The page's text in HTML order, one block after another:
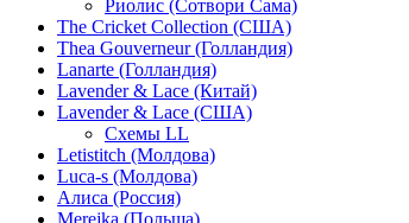
Риолис (Сотвори Сама)
The Cricket Collection (США)
Thea Gouverneur (Голландия)
Lanarte (Голландия)
Lavender & Lace (Китай)
Lavender & Lace (США)
Схемы LL
Letistitch (Молдова)
Luca-s (Молдова)
Алиса (Россия)